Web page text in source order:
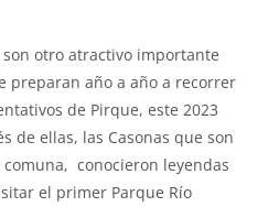
son otro atractivo importante
preparan año a año a recorrer
de Pirque, este 2023
de ellas, las Casonas que son
conocieron leyendas
el primer Parque Río